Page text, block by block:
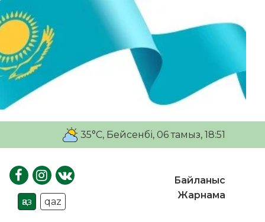
35°C, Бейсенбі, 06 тамыз, 18:51
қаз qaz
Байланыс
Жарнама